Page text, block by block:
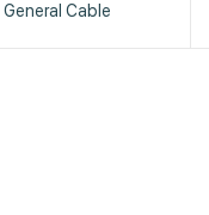
General Cable